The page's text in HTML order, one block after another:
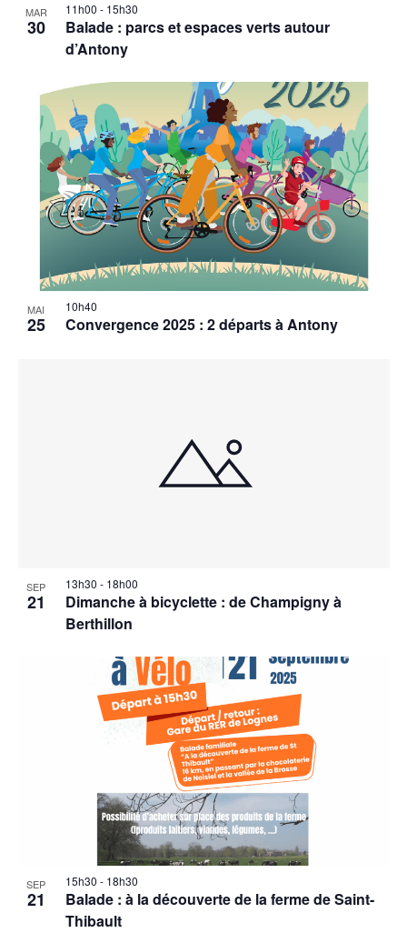
MAR
30
Balade : parcs et espaces verts autour
d’Antony
11h00 - 15h30
MAI
25 Convergence 2025 : 2 départs à Antony
10h40
SEP
21
Dimanche à bicyclette : de Champigny à
Berthillon
13h30 - 18h00
SEP
21
Balade : à la découverte de la ferme de Saint-
Thibault
15h30 - 18h30